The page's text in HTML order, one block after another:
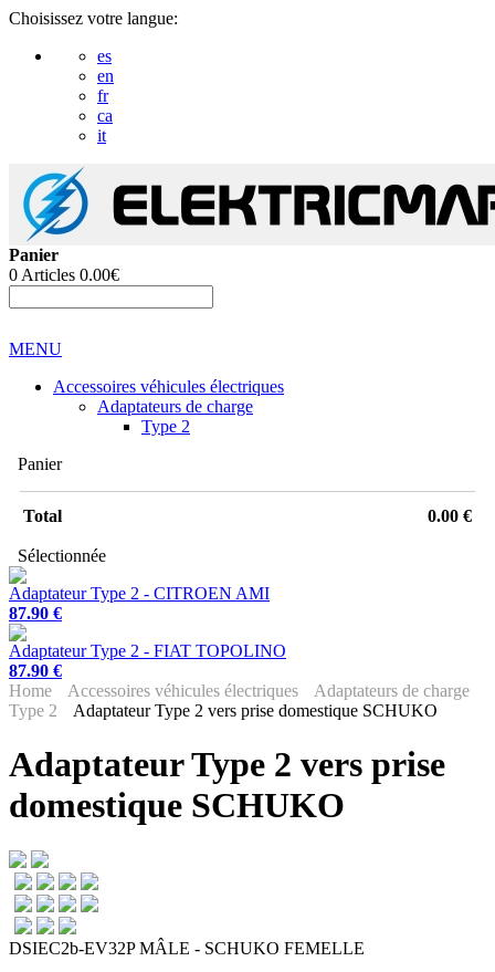
Choisissez votre langue:
es
en
fr
ca
it
Panier
0 Articles 0.00€
MENU
Accessoires véhicules électriques
Adaptateurs de charge
Type 2
Panier
Total 0.00 €
Sélectionnée
Adaptateur Type 2 - CITROEN AMI
87.90 €
Adaptateur Type 2 - FIAT TOPOLINO
87.90 €
Home
Accessoires véhicules électriques
Adaptateurs de charge
Type 2
Adaptateur Type 2 vers prise domestique SCHUKO
Adaptateur Type 2 vers prise
domestique SCHUKO
DSIEC2b-EV32P MÂLE - SCHUKO FEMELLE